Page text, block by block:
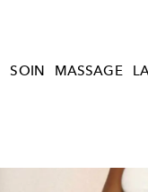
SOIN MASSAGE